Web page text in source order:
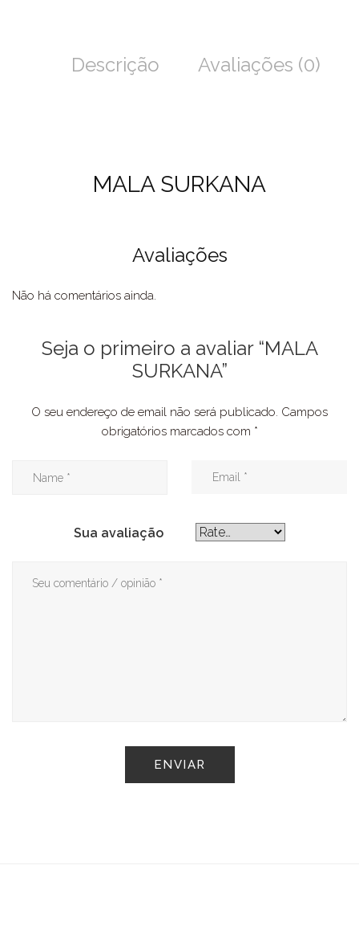
Descrição Avaliações (0)
MALA SURKANA
Avaliações
Não há comentários ainda.
Seja o primeiro a avaliar “MALA
SURKANA”
O seu endereço de email não será publicado. Campos
obrigatórios marcados com *
Sua avaliação